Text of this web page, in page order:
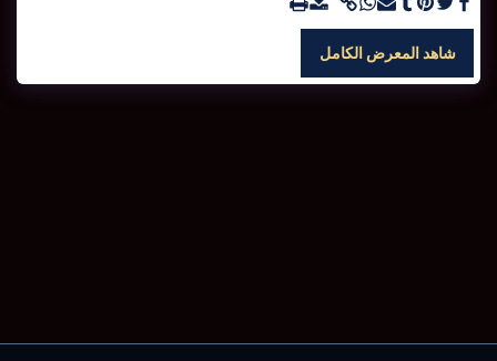
شاهد المعرض الكامل